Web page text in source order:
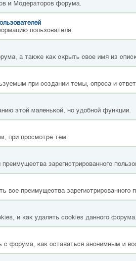
и Модераторов форума.
пользователя.
а также как скрыть свое имя из
при создании темы, опроса и
этой маленькой, но удобной функции.
при просмотре тем.
зарегистрированного
все преимущества зарегистрированного
и как удалять cookies данного форума.
с форума, как оставаться анонимным и